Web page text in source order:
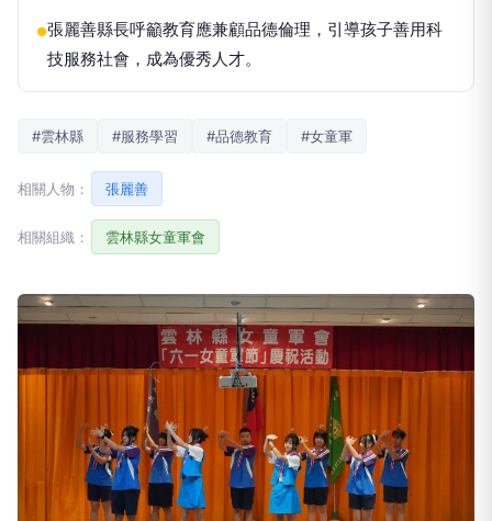
●張麗善縣長呼籲教育應兼顧品德倫理，引導孩子善用科
技服務社會，成為優秀人才。
#雲林縣 #服務學習 #品德教育 #女童軍
相關人物： 張麗善
相關組織： 雲林縣女童軍會